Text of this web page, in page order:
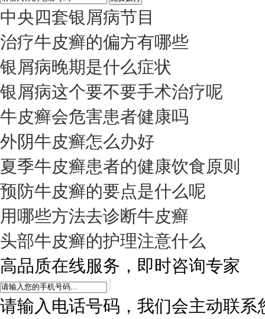
中央四套银屑病节目
治疗牛皮癣的偏方有哪些
银屑病晚期是什么症状
银屑病这个要不要手术治疗呢
牛皮癣会危害患者健康吗
外阴牛皮癣怎么办好
夏季牛皮癣患者的健康饮食原则
预防牛皮癣的要点是什么呢
用哪些方法去诊断牛皮癣
头部牛皮癣的护理注意什么
高品质在线服务，即时咨询专家
请输入电话号码，我们会主动联系